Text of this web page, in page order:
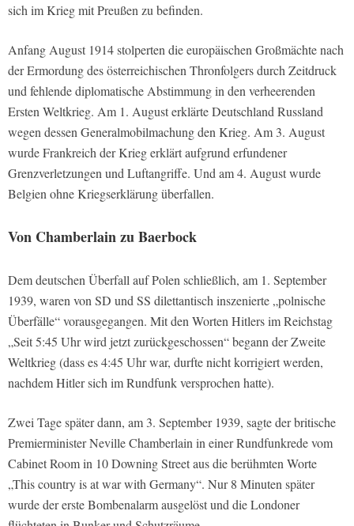
sich im Krieg mit Preußen zu befinden.
Anfang August 1914 stolperten die europäischen Großmächte nach
der Ermordung des österreichischen Thronfolgers durch Zeitdruck
und fehlende diplomatische Abstimmung in den verheerenden
Ersten Weltkrieg. Am 1. August erklärte Deutschland Russland
wegen dessen Generalmobilmachung den Krieg. Am 3. August
wurde Frankreich der Krieg erklärt aufgrund erfundener
Grenzverletzungen und Luftangriffe. Und am 4. August wurde
Belgien ohne Kriegserklärung überfallen.
Von Chamberlain zu Baerbock
Dem deutschen Überfall auf Polen schließlich, am 1. September
1939, waren von SD und SS dilettantisch inszenierte „polnische
Überfälle“ vorausgegangen. Mit den Worten Hitlers im Reichstag
„Seit 5:45 Uhr wird jetzt zurückgeschossen“ begann der Zweite
Weltkrieg (dass es 4:45 Uhr war, durfte nicht korrigiert werden,
nachdem Hitler sich im Rundfunk versprochen hatte).
Zwei Tage später dann, am 3. September 1939, sagte der britische
Premierminister Neville Chamberlain in einer Rundfunkrede vom
Cabinet Room in 10 Downing Street aus die berühmten Worte
„This country is at war with Germany“. Nur 8 Minuten später
wurde der erste Bombenalarm ausgelöst und die Londoner